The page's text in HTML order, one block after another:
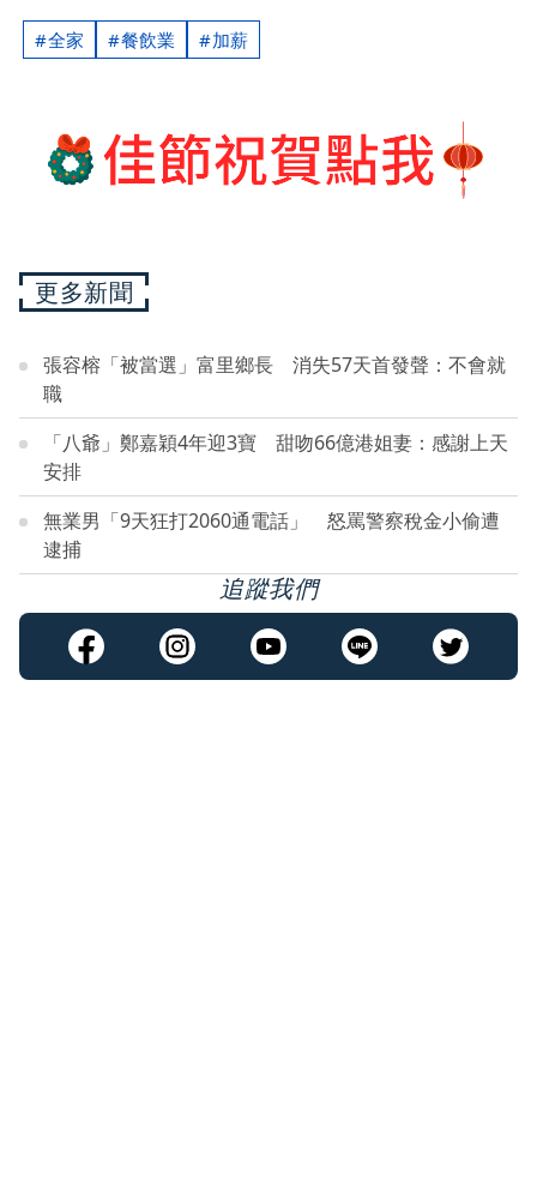
全家 餐飲業 加薪
更多新聞
張容榕「被當選」富里鄉長 消失57天首發聲：不會就
職
「八爺」鄭嘉穎4年迎3寶 甜吻66億港姐妻：感謝上天
安排
無業男「9天狂打2060通電話」 怒罵警察稅金小偷遭
逮捕
追蹤我們